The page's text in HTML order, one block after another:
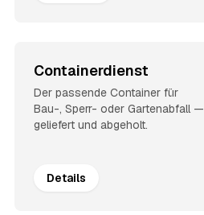
Containerdienst
Der passende Container für
Bau-, Sperr- oder Gartenabfall —
geliefert und abgeholt.
Details